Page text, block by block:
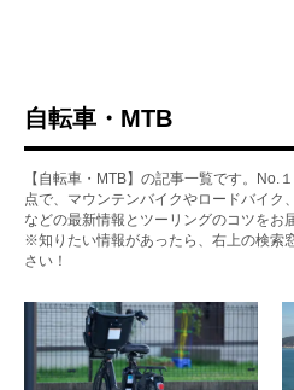
自転車・MTB
【自転車・MTB】の記事一覧です。No.
点で、マウンテンバイクやロードバイク
などの最新情報とツーリングのコツをお
※知りたい情報があったら、右上の検索
さい！